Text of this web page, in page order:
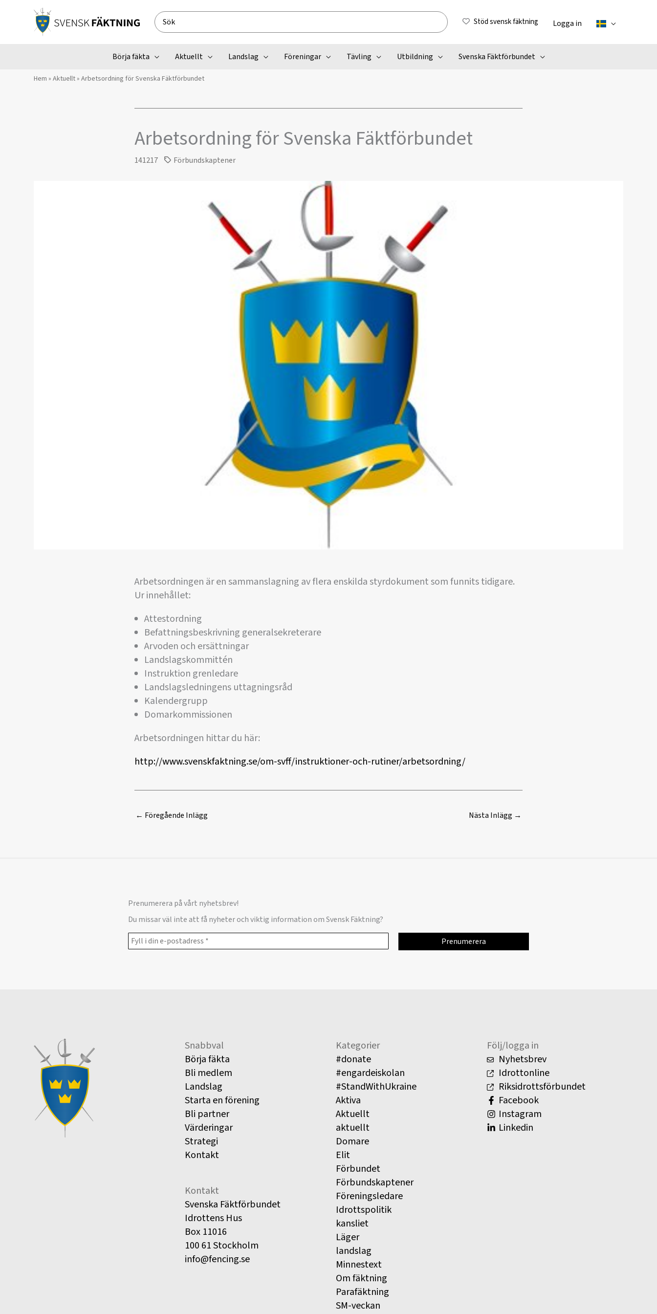
Search
for:
Stöd svensk fäktning Logga in
Börja fäkta Aktuellt Landslag Föreningar Tävling Utbildning Svenska Fäktförbundet
Hem » Aktuellt» Arbetsordning för Svenska Fäktförbundet
Arbetsordning för Svenska Fäktförbundet
141217 Förbundskaptener
Arbetsordningen är en sammanslagning av flera enskilda styrdokument som funnits tidigare.
Ur innehållet:
Attestordning
Befattningsbeskrivning generalsekreterare
Arvoden och ersättningar
Landslagskommittén
Instruktion grenledare
Landslagsledningens uttagningsråd
Kalendergrupp
Domarkommissionen
Arbetsordningen hittar du här:
http://www.svenskfaktning.se/om-svff/instruktioner-och-rutiner/arbetsordning/
← Föregående Inlägg Nästa Inlägg →
Prenumerera på vårt nyhetsbrev!
Du missar väl inte att få nyheter och viktig information om Svensk Fäktning?
Snabbval
Börja fäkta
Bli medlem
Landslag
Starta en förening
Bli partner
Värderingar
Strategi
Kontakt
Kontakt
Svenska Fäktförbundet
Idrottens Hus
Box 11016
100 61 Stockholm
info@fencing.se
Kategorier
#donate
#engardeiskolan
#StandWithUkraine
Aktiva
Aktuellt
aktuellt
Domare
Elit
Förbundet
Förbundskaptener
Föreningsledare
Idrottspolitik
kansliet
Läger
landslag
Minnestext
Om fäktning
Parafäktning
SM-veckan
Följ/logga in
Nyhetsbrev
Idrottonline
Riksidrottsförbundet
Facebook
Instagram
Linkedin